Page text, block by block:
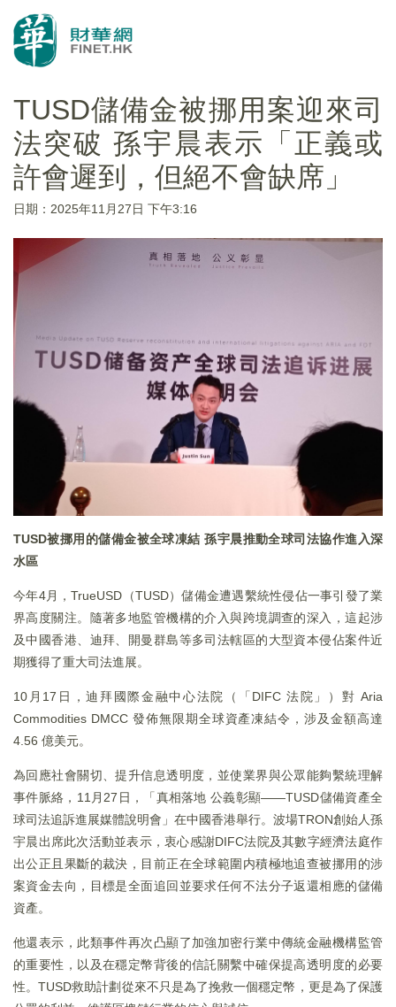
TUSD儲備金被挪用案迎來司
法突破 孫宇晨表示「正義或
許會遲到，但絕不會缺席」
日期：2025年11月27日 下午3:16
TUSD被挪用的儲備金被全球凍結 孫宇晨推動全球司法協作進入深
水區
今年4月，TrueUSD（TUSD）儲備金遭遇繫統性侵佔一事引發了業
界高度關注。隨著多地監管機構的介入與跨境調查的深入，這起涉
及中國香港、迪拜、開曼群島等多司法轄區的大型資本侵佔案件近
期獲得了重大司法進展。
10月17日，迪拜國際金融中心法院（「DIFC 法院」）對 Aria
Commodities DMCC 發佈無限期全球資產凍結令，涉及金額高達
4.56 億美元。
為回應社會關切、提升信息透明度，並使業界與公眾能夠繫統理解
事件脈絡，11月27日，「真相落地 公義彰顯——TUSD儲備資產全
球司法追訴進展媒體說明會」在中國香港舉行。波場TRON創始人孫
宇晨出席此次活動並表示，衷心感謝DIFC法院及其數字經濟法庭作
出公正且果斷的裁決，目前正在全球範圍内積極地追查被挪用的涉
案資金去向，目標是全面追回並要求任何不法分子返還相應的儲備
資產。
他還表示，此類事件再次凸顯了加強加密行業中傳統金融機構監管
的重要性，以及在穩定幣背後的信託關繫中確保提高透明度的必要
性。TUSD救助計劃從來不只是為了挽救一個穩定幣，更是為了保護